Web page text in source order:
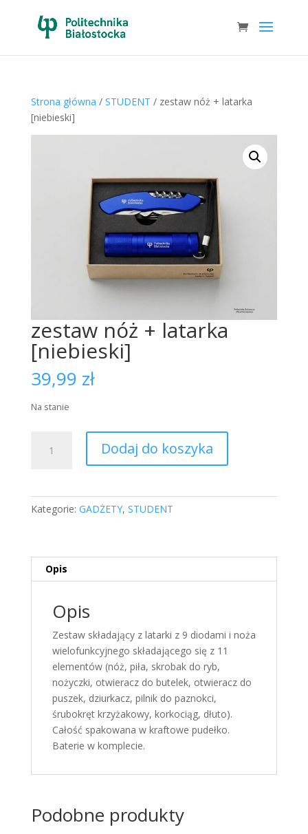
Strona główna / STUDENT / zestaw nóż + latarka
[niebieski]
zestaw nóż + latarka
[niebieski]
39,99 zł
Na stanie
zestaw
[niebieski]
Dodaj do koszyka
Kategorie: GADŻETY, STUDENT
Opis
Opis
Zestaw składający z latarki z 9 diodami i noża
wielofunkcyjnego składającego się z 11
elementów (nóż, piła, skrobak do ryb,
nożyczki, otwieracz do butelek, otwieracz do
puszek, dziurkacz, pilnik do paznokci,
śrubokręt krzyżakowy, korkociąg, dłuto).
Całość spakowana w kraftowe pudełko.
Baterie w komplecie.
Podobne produkty